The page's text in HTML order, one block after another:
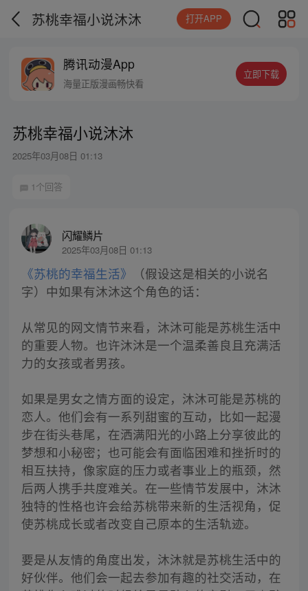
苏桃幸福小说沐沐 打开APP
腾讯动漫App
海量正版漫画畅快看
立即下载
苏桃幸福小说沐沐
2025年03月08日 01:13
1个回答
闪耀鳞片
2025年03月08日 01:13
《苏桃的幸福生活》
（假设这是相关的小说名
字）中如果有沐沐这个角色的话：
从常见的网文情节来看，沐沐可能是苏桃生活中
的重要人物。也许沐沐是一个温柔善良且充满活
力的女孩或者男孩。
如果是男女之情方面的设定，沐沐可能是苏桃的
恋人。他们会有一系列甜蜜的互动，比如一起漫
步在街头巷尾，在洒满阳光的小路上分享彼此的
梦想和小秘密；也可能会有面临困难和挫折时的
相互扶持，像家庭的压力或者事业上的瓶颈，然
后两人携手共度难关。在一些情节发展中，沐沐
独特的性格也许会给苏桃带来新的生活视角，促
使苏桃成长或者改变自己原本的生活轨迹。
要是从友情的角度出发，沐沐就是苏桃生活中的
好伙伴。他们会一起去参加有趣的社交活动，在